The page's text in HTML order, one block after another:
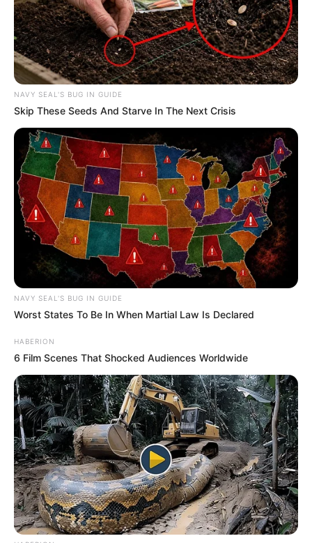
NAVY SEAL'S BUG IN GUIDE
Skip These Seeds And Starve In The Next Crisis
NAVY SEAL'S BUG IN GUIDE
Worst States To Be In When Martial Law Is Declared
HABERION
6 Film Scenes That Shocked Audiences Worldwide